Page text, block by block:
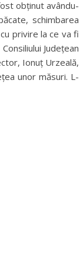
obținut avându-
schimbarea
privire la ce va fi
Județean
Ionuț Urzeală,
unor măsuri. L-